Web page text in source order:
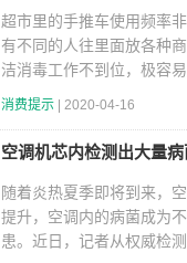
超市里的手推车使用频率
有不同的人往里面放各种
洁消毒工作不到位，极容
利桑那大学
消费提示 | 2020-04-16
空调机芯内检测出大量
随着炎热夏季即将到来，
提升，空调内的病菌成为
患。近日，记者从权威检